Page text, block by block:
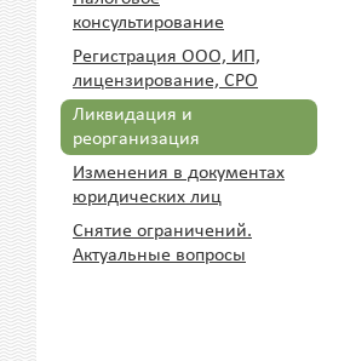
консультирование
Регистрация ООО, ИП,
лицензирование, СРО
Ликвидация и
реорганизация
Изменения в документах
юридических лиц
Снятие ограничений.
Актуальные вопросы